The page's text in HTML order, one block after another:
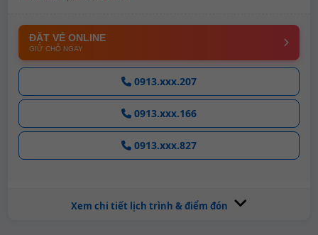
ĐẶT VÉ ONLINE
GIỮ CHỖ NGAY
0913.xxx.207
0913.xxx.166
0913.xxx.827
Xem chi tiết lịch trình & điểm đón